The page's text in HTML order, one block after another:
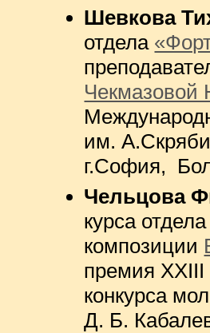
Шевкова
отдела
Чекмазовой
им.
г.София,
Чельцова
курса
композиции
премия
конкурса
Д. Б.